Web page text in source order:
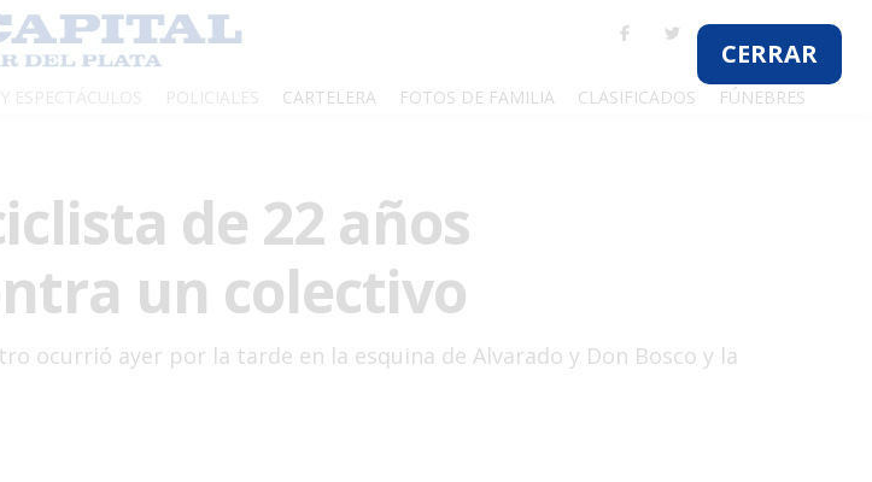
CARTELERA FOTOS DE FAMILIA CLASIFICADOS FÚNEBRES
de 22 años
un colectivo
ocurrió ayer por la tarde en la esquina de Alvarado y Don Bosco y la